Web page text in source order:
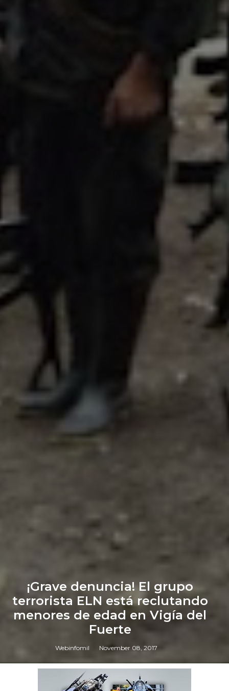
¡Grave denuncia! El grupo
terrorista ELN está reclutando
menores de edad en Vigía del
Fuerte
Webinfomil November 08, 2017